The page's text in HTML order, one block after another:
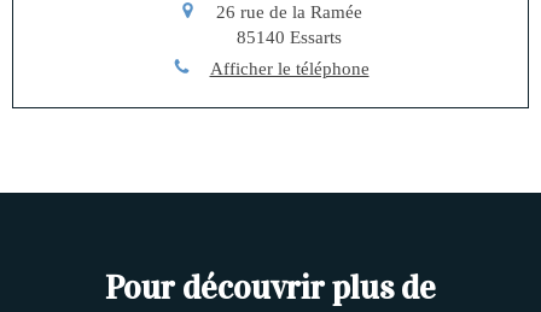
26 rue de la Ramée
85140 Essarts
Afficher le téléphone
Pour découvrir plus de